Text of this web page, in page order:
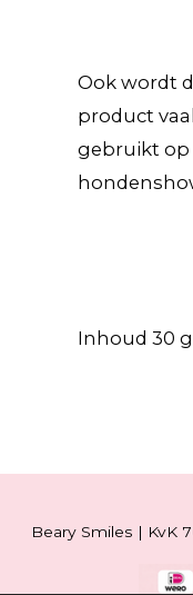
Ook wordt
product
gebruikt op
Inhoud 30
Beary Smiles | KvK